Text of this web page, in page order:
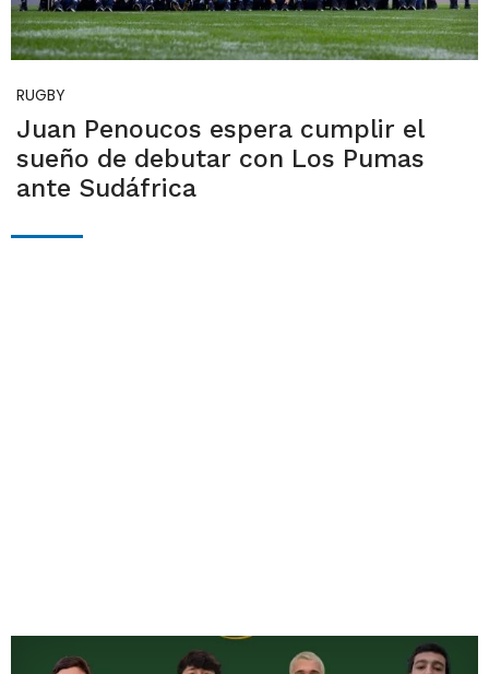
RUGBY
Juan Penoucos espera cumplir el
sueño de debutar con Los Pumas
ante Sudáfrica